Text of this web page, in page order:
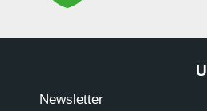
Newsletter